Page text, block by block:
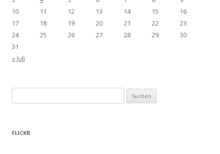
10
11 12 13 14 15
16
17
18 19 20 21 22
23
24
25 26 27 28 29
30
31
« Juli
nach:
FLICKR